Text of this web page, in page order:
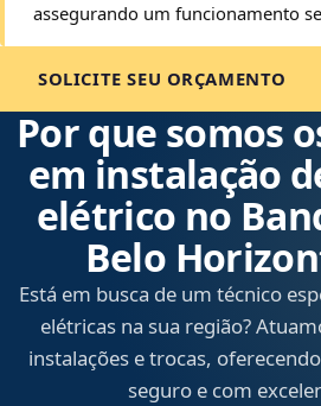
assegurando um funcionamento
SOLICITE SEU ORÇAMENTO
Por que somos
em instalação
elétrico no
Belo
Está em busca de um técnico
elétricas na sua região?
instalações e trocas,
seguro e com